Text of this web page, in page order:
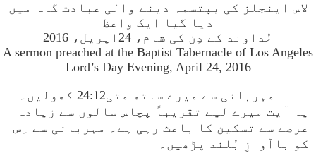
لاس اینجلز کی بپتسمہ دینے والی عبادت گاہ میں
دیا گیا ایک واعظ
خُداوند کے دِن کی شام، 24اپریل، 2016
A sermon preached at the Baptist Tabernacle of Los Angeles
Lord’s Day Evening, April 24, 2016
مہربانی سے میرے ساتھ متی24:12 کھولیں۔
یہ آیت میرے لیے تقریباً پچاس سالوں سے زیادہ
عرصے سے تسکین کا باعث رہی ہے۔ مہربانی سے اِس
کو باآوازِ بُلند پڑھیں۔